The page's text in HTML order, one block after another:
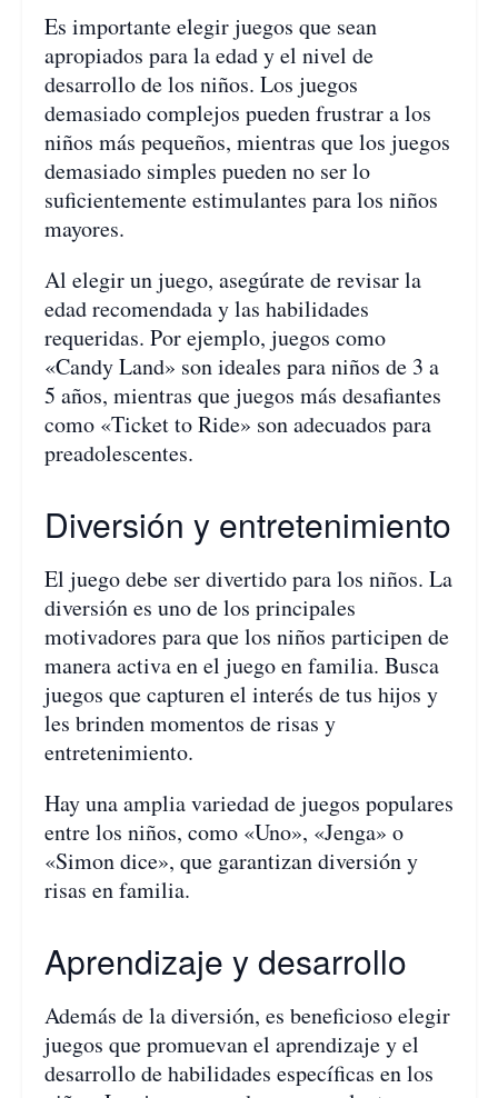
Es importante elegir juegos que sean
apropiados para la edad y el nivel de
desarrollo de los niños. Los juegos
demasiado complejos pueden frustrar a los
niños más pequeños, mientras que los juegos
demasiado simples pueden no ser lo
suficientemente estimulantes para los niños
mayores.
Al elegir un juego, asegúrate de revisar la
edad recomendada y las habilidades
requeridas. Por ejemplo, juegos como
«Candy Land» son ideales para niños de 3 a
5 años, mientras que juegos más desafiantes
como «Ticket to Ride» son adecuados para
preadolescentes.
Diversión y entretenimiento
El juego debe ser divertido para los niños. La
diversión es uno de los principales
motivadores para que los niños participen de
manera activa en el juego en familia. Busca
juegos que capturen el interés de tus hijos y
les brinden momentos de risas y
entretenimiento.
Hay una amplia variedad de juegos populares
entre los niños, como «Uno», «Jenga» o
«Simon dice», que garantizan diversión y
risas en familia.
Aprendizaje y desarrollo
Además de la diversión, es beneficioso elegir
juegos que promuevan el aprendizaje y el
desarrollo de habilidades específicas en los